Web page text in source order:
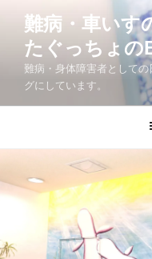
へ
プ
難病・車
たぐっちょの
難病・身体障害者として
グにしています。